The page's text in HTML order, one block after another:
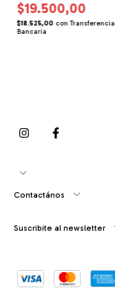
$19.500,00
$18.525,00 con Transferencia
Bancaria
Contactános
Suscribite al newsletter